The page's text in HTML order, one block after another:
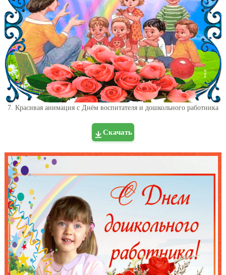
7. Красивая анимация с Днём воспитателя и дошкольного работника
Скачать